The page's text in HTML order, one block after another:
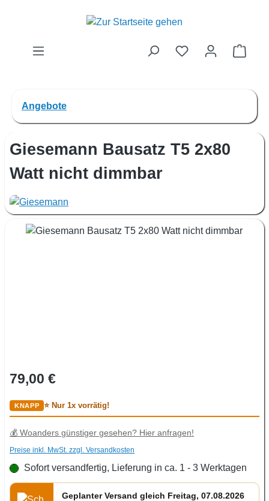
Zum Hauptinhalt springen
Angebote
Giesemann Bausatz T5 2x80
Watt nicht dimmbar
Bildergalerie überspringen
Regulärer Preis:
79,00 €
⭐ Nur 1x vorrätig!
💰 Woanders günstiger gesehen? Hier anfragen!
Preise inkl. MwSt. zzgl. Versandkosten
Sofort versandfertig, Lieferung in ca. 1 - 3 Werktagen
Geplanter Versand gleich Freitag, 07.08.2026